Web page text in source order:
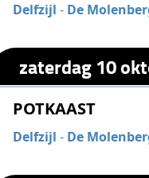
Delfzijl - De
zaterdag 10
POTKAAST
Delfzijl - De